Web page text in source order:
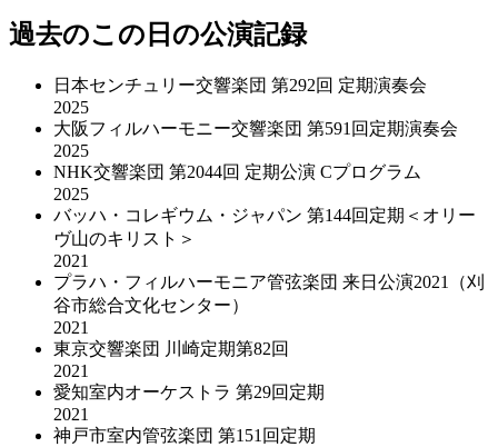
過去のこの日の公演記録
日本センチュリー交響楽団 第292回 定期演奏会
2025
大阪フィルハーモニー交響楽団 第591回定期演奏会
2025
NHK交響楽団 第2044回 定期公演 Cプログラム
2025
バッハ・コレギウム・ジャパン 第144回定期＜オリー
ヴ山のキリスト＞
2021
プラハ・フィルハーモニア管弦楽団 来日公演2021（刈
谷市総合文化センター）
2021
東京交響楽団 川崎定期第82回
2021
愛知室内オーケストラ 第29回定期
2021
神戸市室内管弦楽団 第151回定期